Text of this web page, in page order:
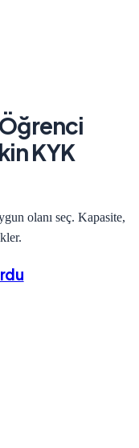
Öğrenci
KYK
olanı seç. Kapasite,